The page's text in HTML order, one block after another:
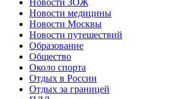
Новости медицины
Новости Москвы
Новости путешествий
Образование
Общество
Около спорта
Отдых в России
Отдых за границей